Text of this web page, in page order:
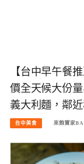
【台中早午餐
價全天候大份
義大利麵，鄰
台中美食 來飽寶家BA